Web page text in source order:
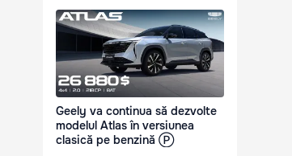
Geely va continua să dezvolte
modelul Atlas în versiunea
clasică pe benzină Ⓟ